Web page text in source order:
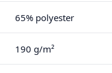
65% polyester
190 g/m²